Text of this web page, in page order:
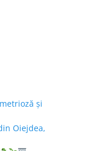
și
Oiejdea,